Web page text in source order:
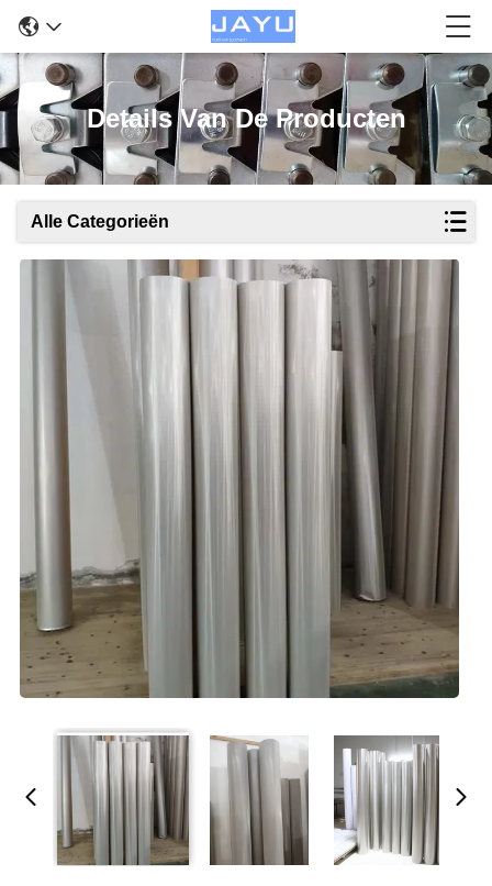
Details Van De Producten
Alle Categorieën